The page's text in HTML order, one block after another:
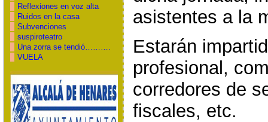
Reflexiones en voz alta
Ruidos en la casa
Subvenciones
suspiroteatro
Una zorra se tendió……….
VUELA
asistentes a la
Estarán
profesional,
corredores de
fiscales, etc.